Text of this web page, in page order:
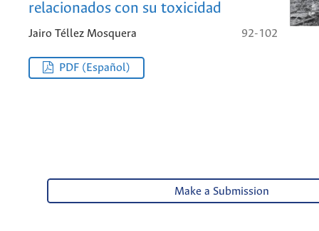
relacionados con su toxicidad
Jairo Téllez Mosquera 92-102
PDF (Español)
Make a Submission